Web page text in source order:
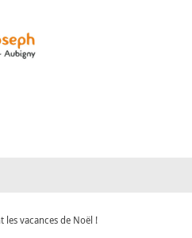
les vacances de Noël !